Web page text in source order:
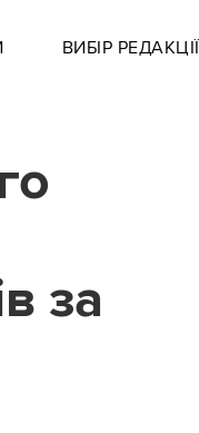
ВИБІР РЕДАКЦІЇ
за